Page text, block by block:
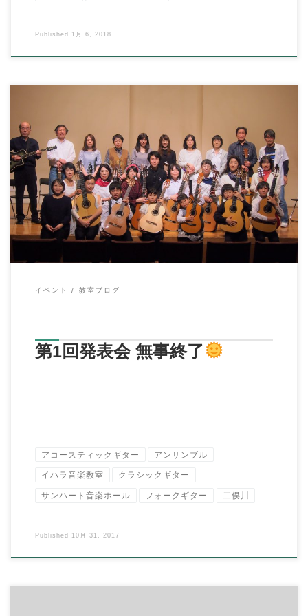
Published 1月 6, 2018
10月28日（土）サンハート音楽ホールにて。 台風直撃寸前の
中、第1回発表会を行いました！！ イハラ […]
イベント 教室ブログ
第1回発表会 無事終了
アコースティックギター アンサンブル
イハラ音楽教室 クラシックギター
サンハート音楽ホール フォークギター 二俣川
Published 10月 31, 2017